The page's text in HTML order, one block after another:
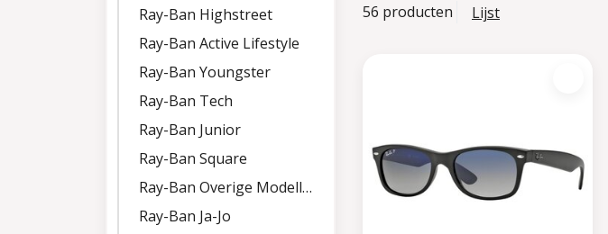
56 producten Lijst
Ray-Ban Highstreet
Ray-Ban Active Lifestyle
Ray-Ban Youngster
Ray-Ban Tech
Ray-Ban Junior
Ray-Ban Square
Ray-Ban Overige Modellen
Ray-Ban Ja-Jo